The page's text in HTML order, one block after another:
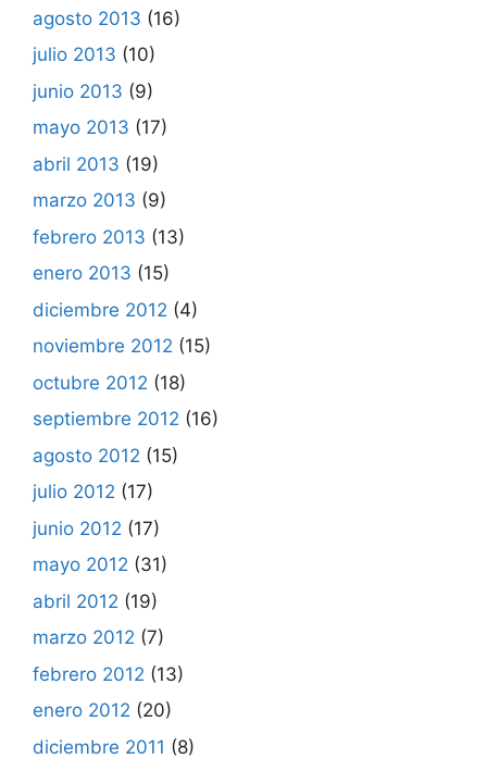
agosto 2013 (16)
julio 2013 (10)
junio 2013 (9)
mayo 2013 (17)
abril 2013 (19)
marzo 2013 (9)
febrero 2013 (13)
enero 2013 (15)
diciembre 2012 (4)
noviembre 2012 (15)
octubre 2012 (18)
septiembre 2012 (16)
agosto 2012 (15)
julio 2012 (17)
junio 2012 (17)
mayo 2012 (31)
abril 2012 (19)
marzo 2012 (7)
febrero 2012 (13)
enero 2012 (20)
diciembre 2011 (8)